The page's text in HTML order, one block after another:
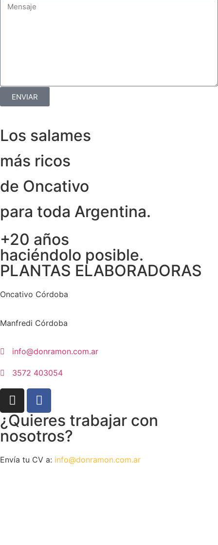
ENVIAR
Los salames
más ricos
de Oncativo
para toda Argentina.
+20 años
haciéndolo posible.
PLANTAS ELABORADORAS
Oncativo Córdoba
Manfredi Córdoba
info@donramon.com.ar
3572 403054
¿Quieres trabajar con
nosotros?
Envía tu CV a: info@donramon.com.ar